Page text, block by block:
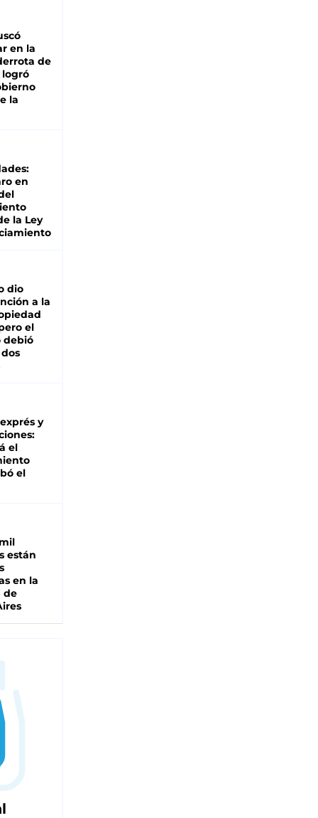
en la
de
logró
la
en
la Ley
dio
a la
el
debió
y
el
el
están
en la
de